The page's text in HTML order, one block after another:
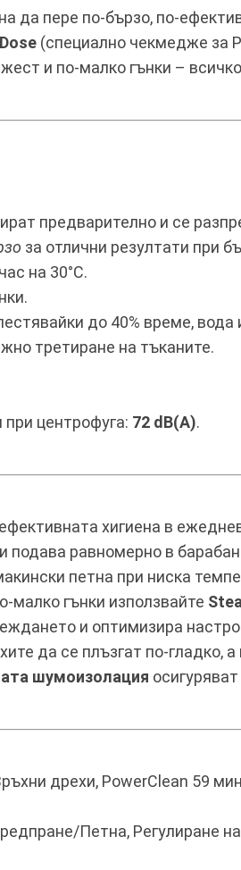
да пере по-бързо, по-
(специално чекмедже за
и по-малко гънки –
предварително и се
за отлични резултати при
на 30°C.
до 40% време,
третиране на тъканите.
центрофуга: 72 dB(A).
хигиена в
подава равномерно в
петна при ниска
малко гънки използвайте
и оптимизира
да се плъзгат по-гладко,
шумоизолация
дрехи, PowerClean 59
Петна, Регулиране